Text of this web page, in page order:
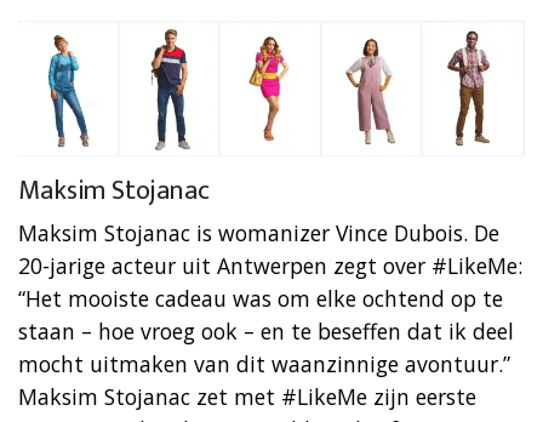
Maksim Stojanac
Maksim Stojanac is womanizer Vince Dubois. De
20-jarige acteur uit Antwerpen zegt over #LikeMe:
“Het mooiste cadeau was om elke ochtend op te
staan – hoe vroeg ook – en te beseffen dat ik deel
mocht uitmaken van dit waanzinnige avontuur.”
Maksim Stojanac zet met #LikeMe zijn eerste